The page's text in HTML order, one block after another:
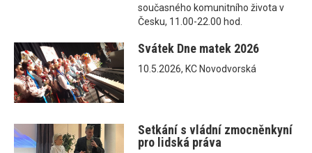
současného komunitního života v
Česku, 11.00-22.00 hod.
Svátek Dne matek 2026
10.5.2026, KC Novodvorská
Setkání s vládní zmocněnkyní
pro lidská práva